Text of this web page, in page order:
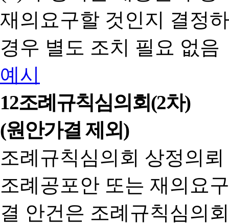
재의요구할 것인지 결정
경우 별도 조치 필요 없음
예시
12조례규칙심의회(2차)
(원안가결 제외)
조례규칙심의회 상정의
조례공포안 또는 재의요
결 안건은 조례규칙심의